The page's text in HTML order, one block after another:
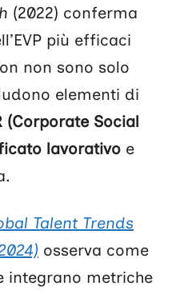
(2022) conferma
più efficaci
non sono solo
elementi di
(Corporate Social
lavorativo e
Talent Trends
osserva come
integrano metriche